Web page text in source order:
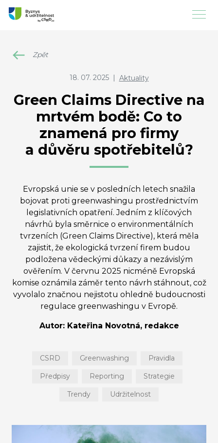
Zpět
18. 07. 2025 | Aktuality
Green Claims Directive na
mrtvém bodě: Co to
znamená pro firmy
a důvěru spotřebitelů?
Evropská unie se v posledních letech snažila
bojovat proti greenwashingu prostřednictvím
legislativních opatření. Jedním z klíčových
návrhů byla směrnice o environmentálních
tvrzeních (Green Claims Directive), která měla
zajistit, že ekologická tvrzení firem budou
podložena vědeckými důkazy a nezávislým
ověřením. V červnu 2025 nicméně Evropská
komise oznámila záměr tento návrh stáhnout, což
vyvolalo značnou nejistotu ohledně budoucnosti
regulace greenwashingu v Evropě.
Autor: Kateřina Novotná, redakce
CSRD Greenwashing Pravidla
Předpisy Reporting Strategie
Trendy Udržitelnost